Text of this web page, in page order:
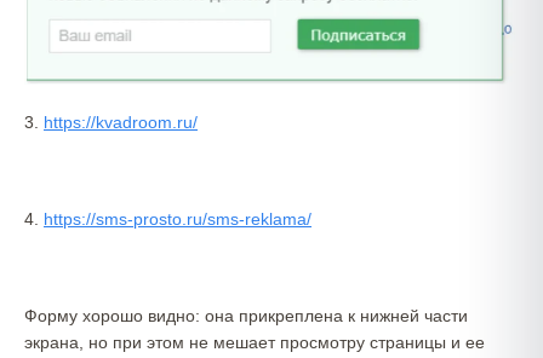
3. https://kvadroom.ru/
4. https://sms-prosto.ru/sms-reklama/
Форму хорошо видно: она прикреплена к нижней части
экрана, но при этом не мешает просмотру страницы и ее